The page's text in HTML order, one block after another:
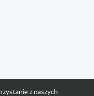
z naszych